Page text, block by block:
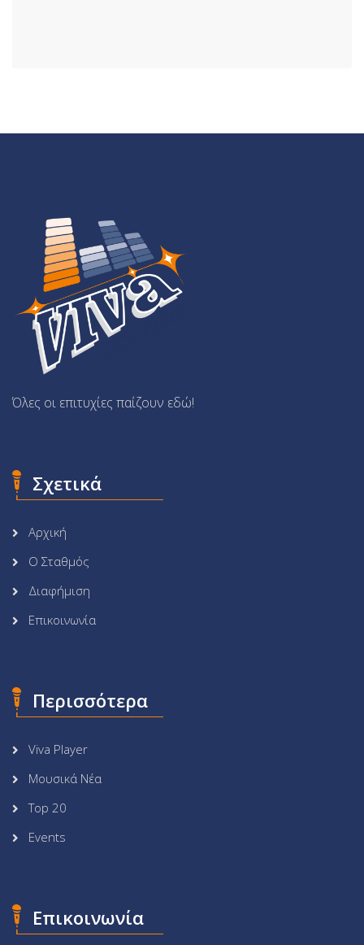
Όλες οι επιτυχίες παίζουν εδώ!
Σχετικά
Αρχική
Ο Σταθμός
Διαφήμιση
Επικοινωνία
Περισσότερα
Viva Player
Μουσικά Νέα
Top 20
Events
Επικοινωνία